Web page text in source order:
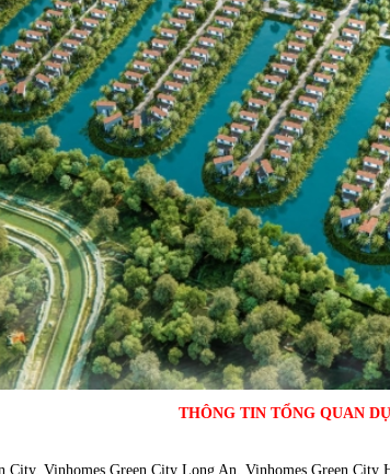
THÔNG TIN TỔNG QUAN
City, Vinhomes Green City Long An, Vinhomes Green